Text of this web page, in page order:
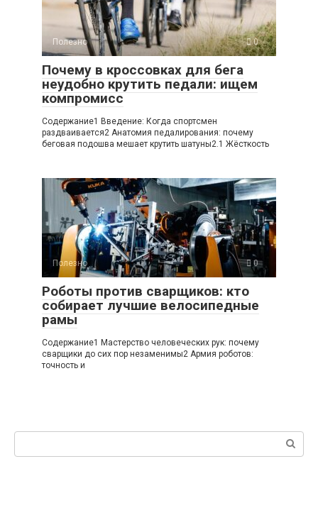
Полезно 0
Почему в кроссовках для бега
неудобно крутить педали: ищем
компромисс
Содержание1 Введение: Когда спортсмен
раздваивается2 Анатомия педалирования: почему
беговая подошва мешает крутить шатуны2.1 Жёсткость
Полезно 0
Роботы против сварщиков: кто
собирает лучшие велосипедные
рамы
Содержание1 Мастерство человеческих рук: почему
сварщики до сих пор незаменимы2 Армия роботов:
точность и